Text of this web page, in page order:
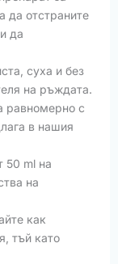
да отстраните
да
суха и без
на ръждата.
равномерно с
в нашия
50 ml на
на
как
тъй като